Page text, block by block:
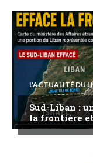
L'ACTUALITÉ DU
Sud-Liban :
la frontière